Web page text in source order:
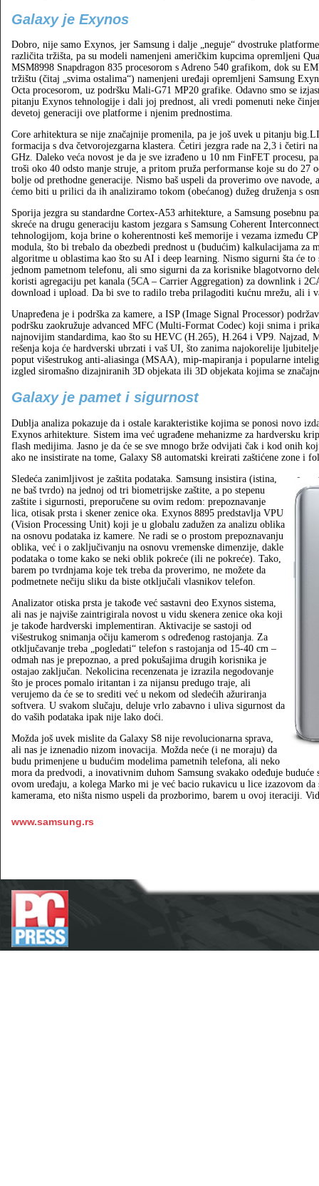
Galaxy je Exynos
Dobro, nije samo Exynos, jer Samsung i dalje „neguje“ dvostruke
različita tržišta, pa su modeli namenjeni američkim kupcima opremljeni
MSM8998 Snapdragon 835 procesorom s Adreno 540 grafikom, dok su
tržištu (čitaj „svima ostalima“) namenjeni uređaji opremljeni Samsung
Octa procesorom, uz podršku Mali-G71 MP20 grafike. Odavno smo se
pitanju Exynos tehnologije i dali joj prednost, ali vredi pomenuti neke
devetoj generaciji ove platforme i njenim prednostima.
Core arhitektura se nije značajnije promenila, pa je još uvek u pitanju
formacija s dva četvorojezgarna klastera. Četiri jezgra rade na 2,3 i četiri
GHz. Daleko veća novost je da je sve izrađeno u 10 nm FinFET procesu,
troši oko 40 odsto manje struje, a pritom pruža performanse koje su do 27
bolje od prethodne generacije. Nismo baš uspeli da proverimo ove navode,
ćemo biti u prilici da ih analiziramo tokom (obećanog) dužeg druženja s
Sporija jezgra su standardne Cortex-A53 arhitekture, a Samsung posebnu
skreće na drugu generaciju kastom jezgara s Samsung Coherent
tehnologijom, koja brine o koherentnosti keš memorije i vezama između
modula, što bi trebalo da obezbedi prednost u (budućim) kalkulacijama za
algoritme u oblastima kao što su AI i deep learning. Nismo sigurni šta će to
jednom pametnom telefonu, ali smo sigurni da za korisnike blagotvorno
koristi agregaciju pet kanala (5CA – Carrier Aggregation) za downlink i
download i upload. Da bi sve to radilo treba prilagoditi kućnu mrežu, ali i
Unapređena je i podrška za kamere, a ISP (Image Signal Processor)
podršku zaokružuje advanced MFC (Multi-Format Codec) koji snima i
najnovijim standardima, kao što su HEVC (H.265), H.264 i VP9. Najzad,
rešenja koja će hardverski ubrzati i vaš UI, što zanima najokorelije
poput višestrukog anti-aliasinga (MSAA), mip-mapiranja i popularne
izgled siromašno dizajniranih 3D objekata ili 3D objekata kojima se
Galaxy je pamet i sigurnost
Dublja analiza pokazuje da i ostale karakteristike kojima se ponosi novo
Exynos arhitekture. Sistem ima već ugrađene mehanizme za hardversku
flash medijima. Jasno je da će se sve mnogo brže odvijati čak i kod onih
ako ne insistirate na tome, Galaxy S8 automatski kreirati zaštićene zone i
Sledeća zanimljivost je zaštita podataka. Samsung insistira (istina,
ne baš tvrdo) na jednoj od tri biometrijske zaštite, a po stepenu
zaštite i sigurnosti, preporučene su ovim redom: prepoznavanje
lica, otisak prsta i skener zenice oka. Exynos 8895 predstavlja VPU
(Vision Processing Unit) koji je u globalu zadužen za analizu oblika
na osnovu podataka iz kamere. Ne radi se o prostom prepoznavanju
oblika, već i o zaključivanju na osnovu vremenske dimenzije, dakle
podataka o tome kako se neki oblik pokreće (ili ne pokreće). Tako,
barem po tvrdnjama koje tek treba da proverimo, ne možete da
podmetnete nečiju sliku da biste otključali vlasnikov telefon.
Analizator otiska prsta je takođe već sastavni deo Exynos sistema,
ali nas je najviše zaintrigirala novost u vidu skenera zenice oka koji
je takođe hardverski implementiran. Aktivacije se sastoji od
višestrukog snimanja očiju kamerom s određenog rastojanja. Za
otključavanje treba „pogledati“ telefon s rastojanja od 15-40 cm –
odmah nas je prepoznao, a pred pokušajima drugih korisnika je
ostajao zaključan. Nekolicina recenzenata je izrazila negodovanje
što je proces pomalo iritantan i za nijansu predugo traje, ali
verujemo da će se to srediti već u nekom od sledećih ažuriranja
softvera. U svakom slučaju, deluje vrlo zabavno i uliva sigurnost da
do vaših podataka ipak nije lako doći.
Možda još uvek mislite da Galaxy S8 nije revolucionarna sprava,
ali nas je iznenadio nizom inovacija. Možda neće (i ne moraju) da
budu primenjene u budućim modelima pametnih telefona, ali neko
mora da predvodi, a inovativnim duhom Samsung svakako odeđuje buduće
ovom uređaju, a kolega Marko mi je već bacio rukavicu u lice izazovom da
kamerama, eto ništa nismo uspeli da prozborimo, barem u ovoj iteraciji.
www.samsung.rs